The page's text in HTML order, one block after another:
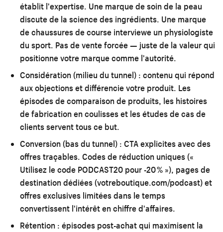
établit l'expertise. Une marque de soin de la peau
discute de la science des ingrédients. Une marque
de chaussures de course interviewe un physiologiste
du sport. Pas de vente forcée — juste de la valeur qui
positionne votre marque comme l'autorité.
Considération (milieu du tunnel) : contenu qui répond
aux objections et différencie votre produit. Les
épisodes de comparaison de produits, les histoires
de fabrication en coulisses et les études de cas de
clients servent tous ce but.
Conversion (bas du tunnel) : CTA explicites avec des
offres traçables. Codes de réduction uniques («
Utilisez le code PODCAST20 pour -20 % »), pages de
destination dédiées (votreboutique.com/podcast) et
offres exclusives limitées dans le temps
convertissent l'intérêt en chiffre d'affaires.
Rétention : épisodes post-achat qui maximisent la